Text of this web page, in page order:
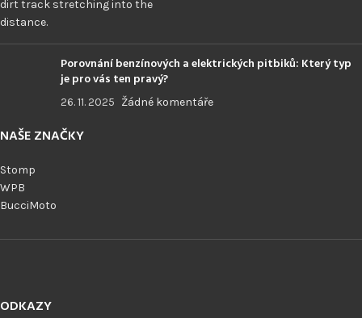
Porovnání benzínových a elektrických pitbiků: Který typ
je pro vás ten pravý?
26. 11. 2025 Žádné komentáře
NAŠE ZNAČKY
Stomp
WPB
BucciMoto
ODKAZY